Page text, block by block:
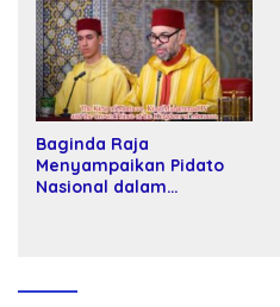
Baginda Raja
Menyampaikan Pidato
Nasional dalam